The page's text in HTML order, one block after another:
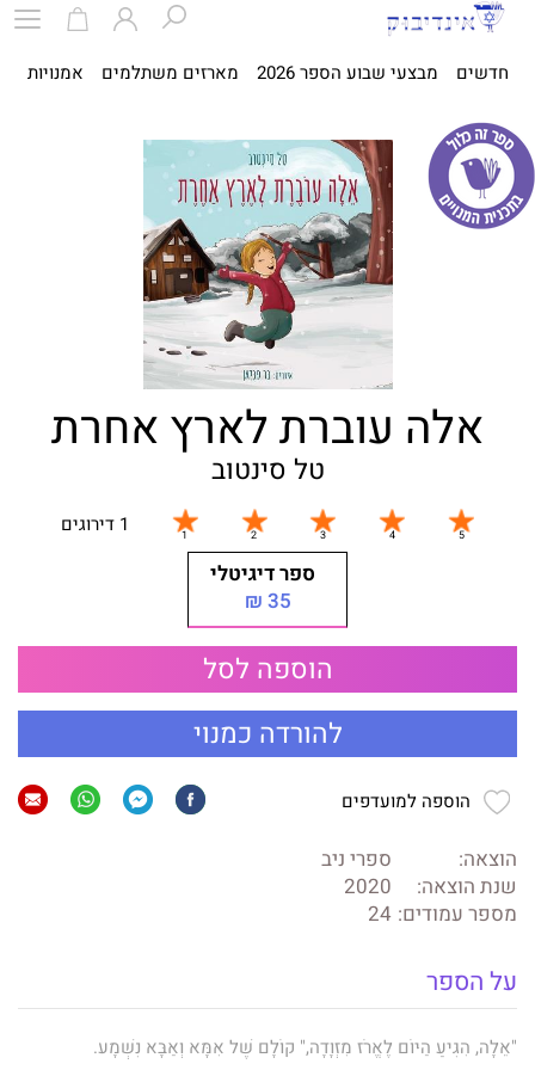
חדשים מבצעי שבוע הספר 2026 מארזים משתלמים אמנויות
אלה עוברת לארץ אחרת
טל סינטוב
1 דירוגים
ספר דיגיטלי
35 ₪
הוספה לסל
להורדה כמנוי
הוספה למועדפים
הוצאה:
ספרי ניב
שנת הוצאה:
2020
מספר עמודים: 24
על הספר
"אֵלָה, הִגִּיעַ הַיּוֹם לֶאֱרֹז מִזְוָדָה," קוֹלָם שֶׁל אִמָּא וְאַבָּא נִשְׁמָע.